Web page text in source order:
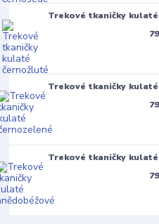
Trekové tkaničky
Trekové tkaničky
Trekové tkaničky